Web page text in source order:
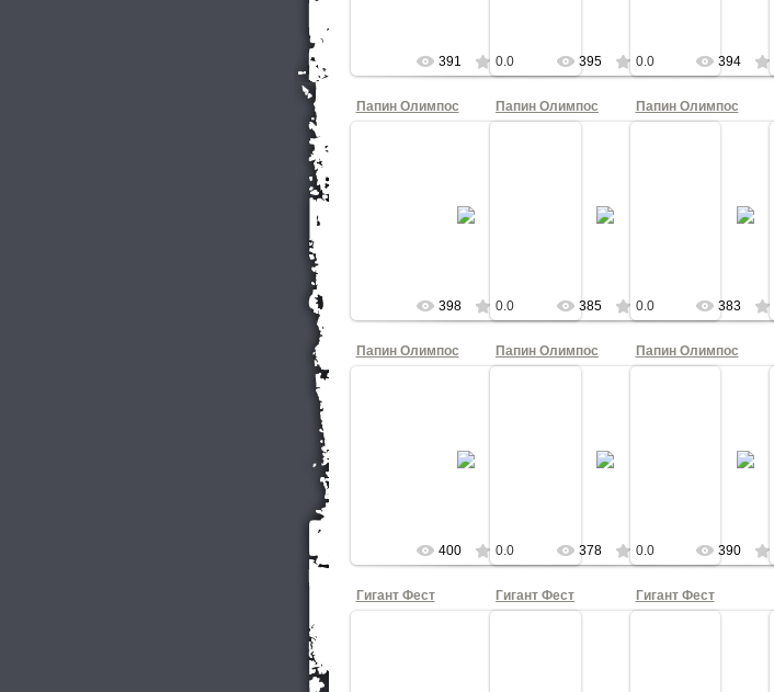
391 0.0 395 0.0 394
Папин Олимпос
398 0.0
Папин Олимпос
385 0.0
Папин Олимпос
383
Папин Олимпос
400 0.0
Папин Олимпос
378 0.0
Папин Олимпос
390
Гигант Фест Гигант Фест Гигант Фест